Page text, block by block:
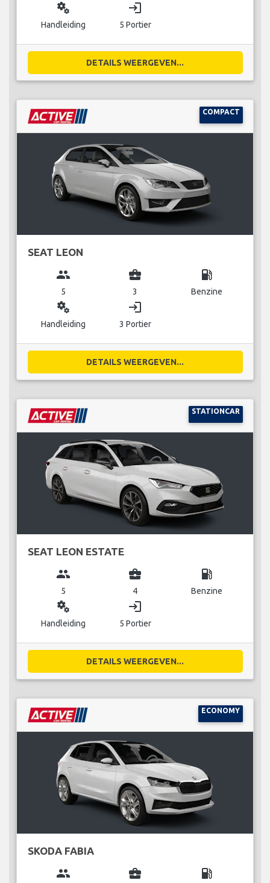
miscellaneous_services
Handleiding
login
5 Portier
DETAILS WEERGEVEN...
COMPACT
SEAT LEON
group
5
business_center
3
local_gas_station
Benzine
miscellaneous_services
Handleiding
login
3 Portier
DETAILS WEERGEVEN...
STATIONCAR
SEAT LEON ESTATE
group
5
business_center
4
local_gas_station
Benzine
miscellaneous_services
Handleiding
login
5 Portier
DETAILS WEERGEVEN...
ECONOMY
SKODA FABIA
group business_center local_gas_station